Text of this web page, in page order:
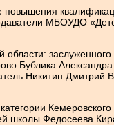
МБОУДО
заслуженного
Бублика
Никитин Дмитрий
Кемеровского
школы Федосеева